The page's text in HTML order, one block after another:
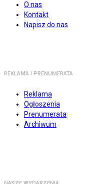
O nas
Kontakt
Napisz do nas
REKLAMA I PRENUMERATA
Reklama
Ogłoszenia
Prenumerata
Archiwum